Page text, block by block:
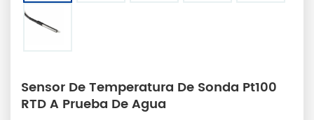
Sensor De Temperatura De Sonda Pt100
RTD A Prueba De Agua